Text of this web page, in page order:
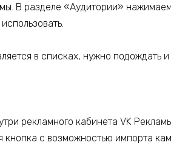
В разделе «Аудитории»
в списках, нужно подождать
рекламного кабинета VK
кнопка с возможностью импорта